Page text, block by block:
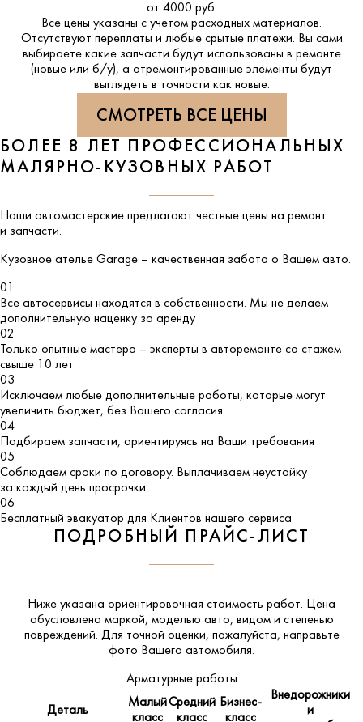
от 4000 руб.
Все цены указаны с учетом расходных материалов.
Отсутствуют переплаты и любые срытые платежи. Вы сами
выбираете какие запчасти будут использованы в ремонте
(новые или б/у), а отремонтированные элементы будут
выглядеть в точности как новые.
СМОТРЕТЬ ВСЕ ЦЕНЫ
БОЛЕЕ 8 ЛЕТ ПРОФЕССИОНАЛЬНЫХ
МАЛЯРНО-КУЗОВНЫХ РАБОТ
Наши автомастерские предлагают честные цены на ремонт
и запчасти.
Кузовное ателье Garage – качественная забота о Вашем авто.
01
Все автосервисы находятся в собственности. Мы не делаем
дополнительную наценку за аренду
02
Только опытные мастера – эксперты в авторемонте со стажем
свыше 10 лет
03
Исключаем любые дополнительные работы, которые могут
увеличить бюджет, без Вашего согласия
04
Подбираем запчасти, ориентируясь на Ваши требования
05
Соблюдаем сроки по договору. Выплачиваем неустойку
за каждый день просрочки.
06
Бесплатный эвакуатор для Клиентов нашего сервиса
ПОДРОБНЫЙ ПРАЙС-ЛИСТ
Ниже указана ориентировочная стоимость работ. Цена
обусловлена маркой, моделью авто, видом и степенью
повреждений. Для точной оценки, пожалуйста, направьте
фото Вашего автомобиля.
Арматурные работы
Деталь
Малый
класс
Средний
класс
Бизнес-
класс
Внедорожники
и